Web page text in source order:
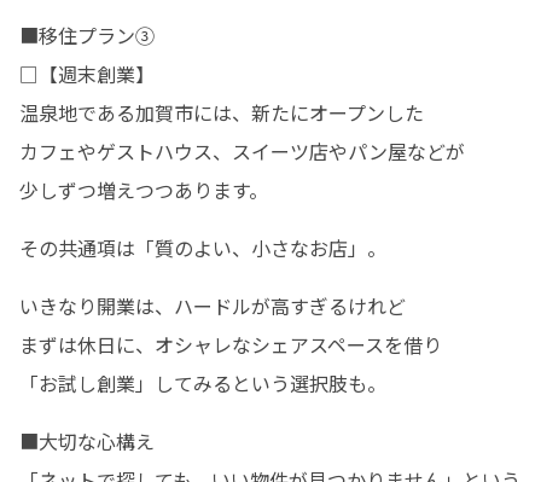
■移住プラン③
□【週末創業】
温泉地である加賀市には、新たにオープンした
カフェやゲストハウス、スイーツ店やパン屋などが
少しずつ増えつつあります。
その共通項は「質のよい、小さなお店」。
いきなり開業は、ハードルが高すぎるけれど
まずは休日に、オシャレなシェアスペースを借り
「お試し創業」してみるという選択肢も。
■大切な心構え